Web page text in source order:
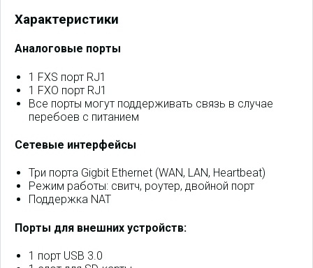
Характеристики
Аналоговые порты
1 FXS порт RJ1
1 FXO порт RJ1
Все порты могут поддерживать связь в случае
перебоев с питанием
Сетевые интерфейсы
Три порта Gigbit Ethernet (WAN, LAN, Heartbeat)
Режим работы: свитч, роутер, двойной порт
Поддержка NAT
Порты для внешних устройств:
1 порт USB 3.0